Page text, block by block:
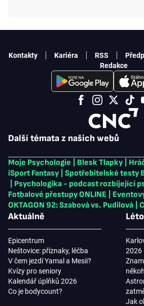
Další témata z našich webů
Moje Psychologie Blesk Tlapky
iSport Fantasy
Spotřebitelské testy
Psychologika - podcast rozbíjející
Fotbalové přestupy ONLINE
OKTAGON 92: Szabová vs. Pudilová
Aktuálně
Epicentrum
Neštovice: příznaky, léčba
V čem jezdí Yamal a Mesii?
Kvízy pro seniory
Kalendář úplňků 2026
Co je bodycount?
2026
Jak
Kontakty Kariéra RSS
Redakce